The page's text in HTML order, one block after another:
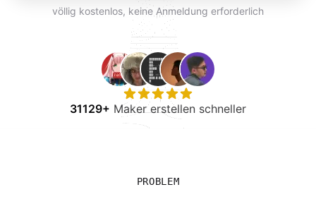
völlig kostenlos, keine Anmeldung erforderlich
31129+ Maker erstellen schneller
PROBLEM